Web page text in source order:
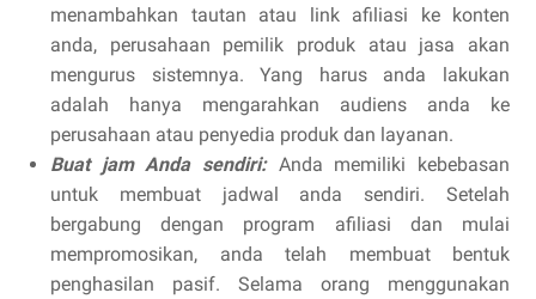
menambahkan tautan atau link afiliasi ke konten
anda, perusahaan pemilik produk atau jasa akan
mengurus sistemnya. Yang harus anda lakukan
adalah hanya mengarahkan audiens anda ke
perusahaan atau penyedia produk dan layanan.
Buat jam Anda sendiri:Anda memiliki kebebasan
untuk membuat jadwal anda sendiri. Setelah
bergabung dengan program afiliasi dan mulai
mempromosikan, anda telah membuat bentuk
penghasilan pasif. Selama orang menggunakan